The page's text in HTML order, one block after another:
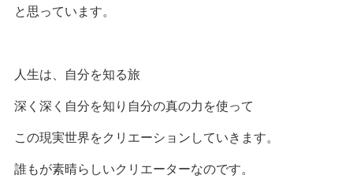
と思っています。
人生は、自分を知る旅
深く深く自分を知り自分の真の力を使って
この現実世界をクリエーションしていきます。
誰もが素晴らしいクリエーターなのです。